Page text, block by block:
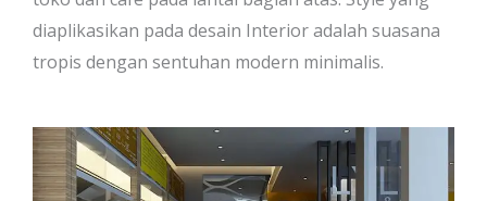
diaplikasikan pada desain Interior adalah suasana
tropis dengan sentuhan modern minimalis.